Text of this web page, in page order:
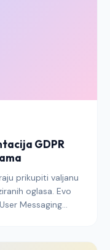
GDPR
prikupiti valjanu
oglasa. Evo
Messaging